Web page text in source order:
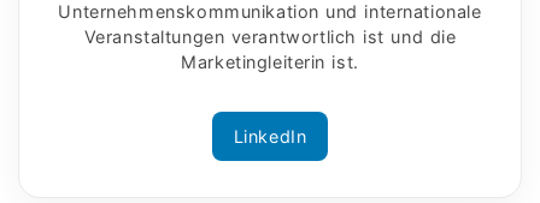
Unternehmenskommunikation und internationale
Veranstaltungen verantwortlich ist und die
Marketingleiterin ist.
LinkedIn